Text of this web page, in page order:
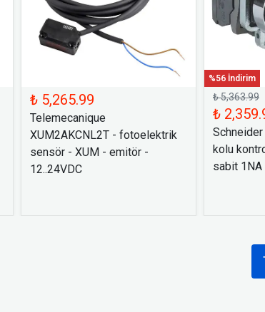
₺ 5,265.99
Telemecanique
XUM2AKCNL2T - fotoelektrik
sensör - XUM - emitör -
12..24VDC
%56 İndirim
₺ 5,363.99
₺
kolu
sabit 1NA